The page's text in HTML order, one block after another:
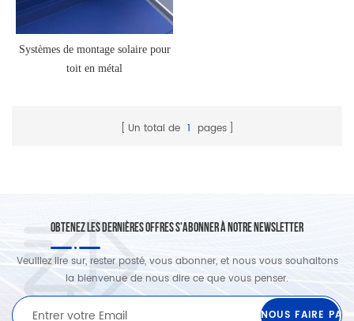
Systèmes de montage solaire pour
toit en métal
Un total de 1 pages
OBTENEZ LES DERNIÈRES OFFRES S'ABONNER À NOTRE NEWSLETTER
Veuillez lire sur, rester posté, vous abonner, et nous vous souhaitons
la bienvenue de nous dire ce que vous penser.